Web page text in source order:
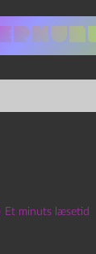
Et minuts læsetid